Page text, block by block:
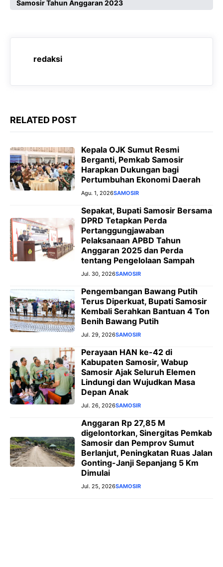
b s
p
g
m
e
Samosir Tahun Anggaran 2023
redaksi
RELATED POST
Kepala OJK Sumut Resmi
Berganti, Pemkab Samosir
Harapkan Dukungan bagi
Pertumbuhan Ekonomi Daerah
Agu. 1, 2026SAMOSIR
Sepakat, Bupati Samosir Bersama
DPRD Tetapkan Perda
Pertanggungjawaban
Pelaksanaan APBD Tahun
Anggaran 2025 dan Perda
tentang Pengelolaan Sampah
Jul. 30, 2026SAMOSIR
Pengembangan Bawang Putih
Terus Diperkuat, Bupati Samosir
Kembali Serahkan Bantuan 4 Ton
Benih Bawang Putih
Jul. 29, 2026SAMOSIR
Perayaan HAN ke-42 di
Kabupaten Samosir, Wabup
Samosir Ajak Seluruh Elemen
Lindungi dan Wujudkan Masa
Depan Anak
Jul. 26, 2026SAMOSIR
Anggaran Rp 27,85 M
digelontorkan, Sinergitas Pemkab
Samosir dan Pemprov Sumut
Berlanjut, Peningkatan Ruas Jalan
Gonting-Janji Sepanjang 5 Km
Dimulai
Jul. 25, 2026SAMOSIR